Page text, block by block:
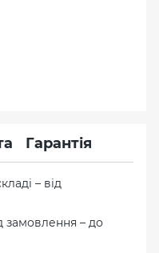
Гарантія
– від
замовлення – до